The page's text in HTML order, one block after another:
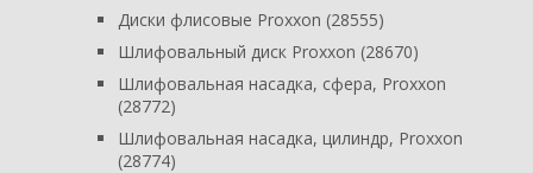
Диски флисовые Proxxon (28555)
Шлифовальный диск Proxxon (28670)
Шлифовальная насадка, сфера, Proxxon
(28772)
Шлифовальная насадка, цилиндр, Proxxon
(28774)